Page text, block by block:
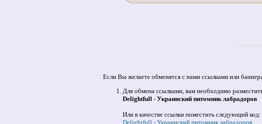
Если Вы желаете обменятся с нами ссылками или
Для обмена ссылками, вам необходимо
Delightfull - Украинский питомник лабрадоров
Или в качестве ссылки поместить следующий код:
Delightfull - Украинский питомник лабрадоров